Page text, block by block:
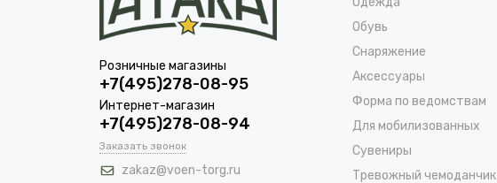
Розничные магазины
+7(495)278-08-95
Интернет-магазин
+7(495)278-08-94
Заказать звонок
zakaz@voen-torg.ru
Обувь
Снаряжение
Аксессуары
Форма по ведомствам
Для мобилизованных
Сувениры
Тревожный чемоданчик